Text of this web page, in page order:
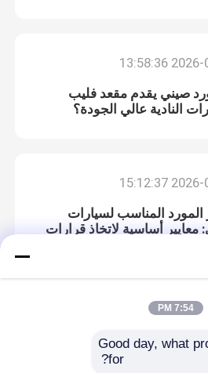
2026-03-
صيني يقدم مقعد فليب
النادية عالي الجودة؟
2026-01-
المورد المناسب لسيارات
معايير أساسية لاتخاذ قرارات
2023-05-12
لزيارة المصنع للمناقشة
7:54 PM
Good day, what
for?